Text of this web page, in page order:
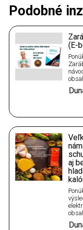
Podobné
(E-
aj